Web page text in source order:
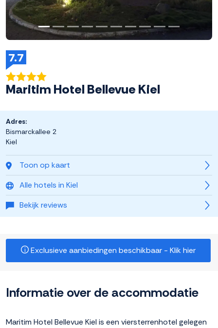
7.7
Maritim Hotel Bellevue Kiel
Toon op kaart
Alle hotels in Kiel
Bekijk reviews
Adres:
Bismarckallee 2
Kiel
Exclusieve aanbiedingen beschikbaar - Klik hier
Informatie over de accommodatie
Maritim Hotel Bellevue Kiel is een viersterrenhotel gelegen